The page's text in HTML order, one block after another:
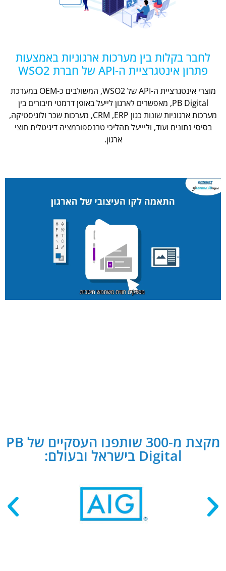
לחבר בקלות בין מערכות ארגוניות באמצעות
פתרון אינטגרציית ה-API של חברת WSO2
מוצרי אינטגרציית ה-API של WSO2, המשולבים כ-OEM במערכת
PB Digital, מאפשרים לארגון לייעל באופן דרמטי חיבורים בין
מערכות ארגוניות שונות כגון CRM ,ERP, מערכות שכר ולוגיסטיקה,
בסיסי נתונים ועוד, וליייעל תהליכי טרנספורמציה דיגיטלית חוצי
ארגון.
מקצת מ-300 שותפנו העסקיים של PB
Digital בישראל ובעולם: